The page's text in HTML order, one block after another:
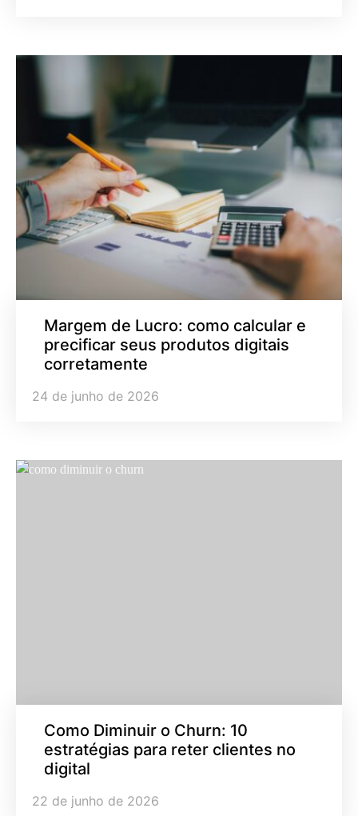
Margem de Lucro: como calcular e
precificar seus produtos digitais
corretamente
24 de junho de 2026
Como Diminuir o Churn: 10
estratégias para reter clientes no
digital
22 de junho de 2026